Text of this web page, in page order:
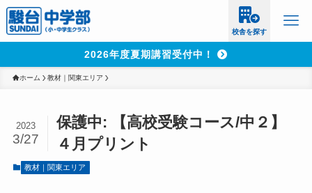
校舎を探す
2026年度夏期講習受付中！
ホーム 教材｜関東エリア
保護中: 【高校受験コース/中２】
４月プリント
2023
3/27
教材｜関東エリア